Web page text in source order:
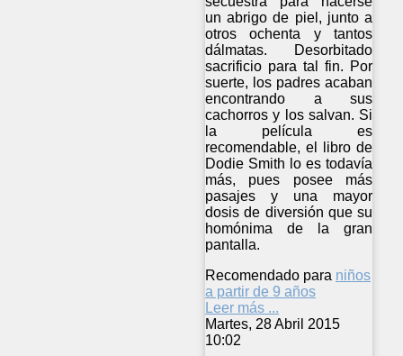
un abrigo de piel, junto a
otros ochenta y tantos
dálmatas. Desorbitado
sacrificio para tal fin. Por
suerte, los padres acaban
encontrando a sus
cachorros y los salvan. Si
la película es
recomendable, el libro de
Dodie Smith lo es todavía
más, pues posee más
pasajes y una mayor
dosis de diversión que su
homónima de la gran
pantalla.
Recomendado para niños
a partir de 9 años
Leer más ...
Martes, 28 Abril 2015
10:02